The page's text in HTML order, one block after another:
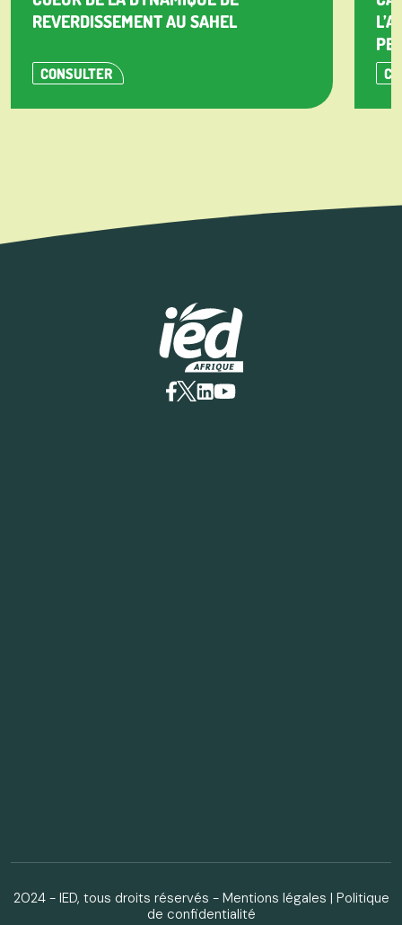
REVERDISSEMENT AU SAHEL
CONSULTER
2024 - IED, tous droits réservés - Mentions légales | Politique
de confidentialité